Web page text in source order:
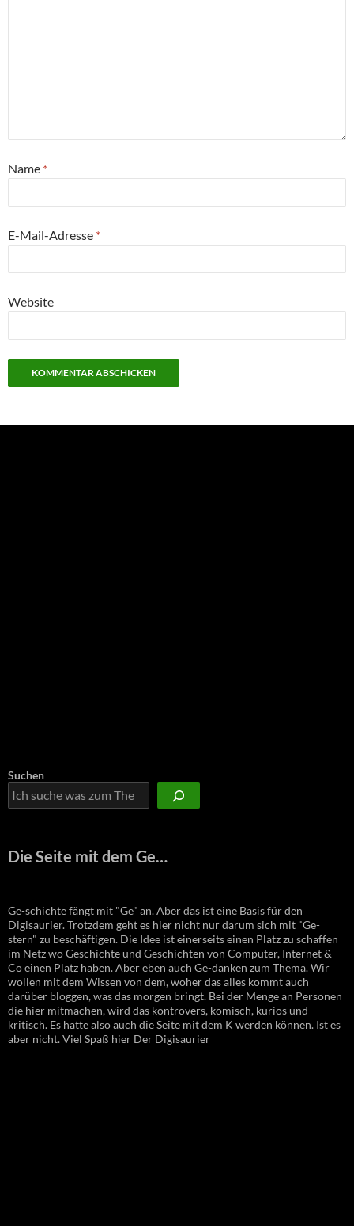
Name *
E-Mail-Adresse *
Website
Suchen
Die Seite mit dem Ge…
Ge-schichte fängt mit "Ge" an. Aber das ist eine Basis für den
Digisaurier. Trotzdem geht es hier nicht nur darum sich mit "Ge-
stern" zu beschäftigen. Die Idee ist einerseits einen Platz zu schaffen
im Netz wo Geschichte und Geschichten von Computer, Internet &
Co einen Platz haben. Aber eben auch Ge-danken zum Thema. Wir
wollen mit dem Wissen von dem, woher das alles kommt auch
darüber bloggen, was das morgen bringt. Bei der Menge an Personen
die hier mitmachen, wird das kontrovers, komisch, kurios und
kritisch. Es hatte also auch die Seite mit dem K werden können. Ist es
aber nicht. Viel Spaß hier Der Digisaurier